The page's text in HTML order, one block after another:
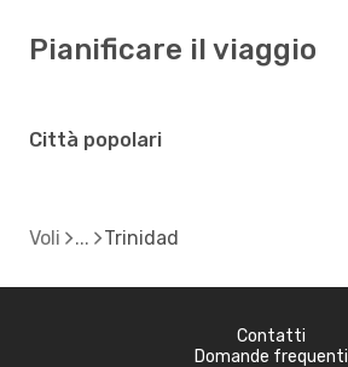
Pianificare il viaggio
Città popolari
Voli Trinidad
Contatti
Domande frequenti